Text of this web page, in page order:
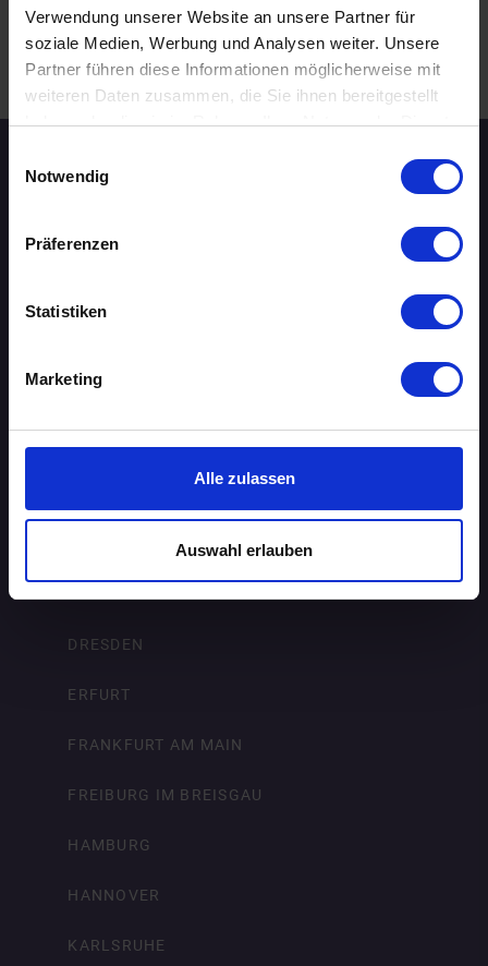
Verwendung unserer Website an unsere Partner für
soziale Medien, Werbung und Analysen weiter. Unsere
Partner führen diese Informationen möglicherweise mit
weiteren Daten zusammen, die Sie ihnen bereitgestellt
haben oder die sie im Rahmen Ihrer Nutzung der Dienste
Notwendig
Präferenzen
Statistiken
Marketing
Alle zulassen
Auswahl erlauben
WEITERE EVENTS IN LEIPZIG .
Speed-Dating Events
ÜBERSICHT
BERLIN
BIELEFELD
DRESDEN
ERFURT
FRANKFURT AM MAIN
FREIBURG IM BREISGAU
HAMBURG
HANNOVER
KARLSRUHE